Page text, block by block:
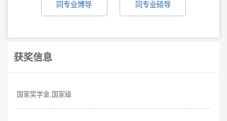
同专业博导 同专业硕导
获奖信息
国家奖学金,国家级